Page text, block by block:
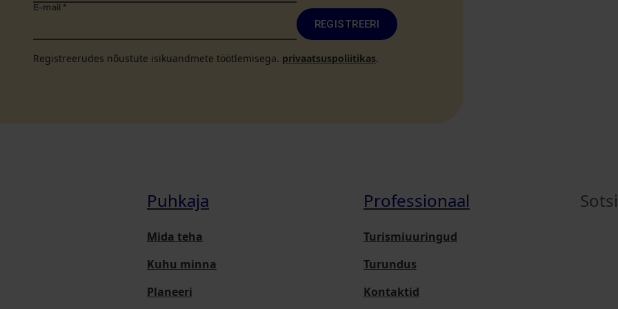
E-mail *
REGISTREERI
Registreerudes nõustute isikuandmete töötlemisega. privaatsuspoliitikas.
Puhkaja
Mida teha
Kuhu minna
Planeeri
Professionaal
Turismiuuringud
Turundus
Kontaktid